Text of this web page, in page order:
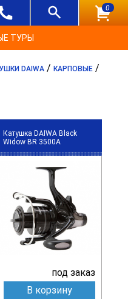
0
ТУРЫ
DAIWA / КАРПОВЫЕ /
Катушка DAIWA Black
Widow BR 3500A
под заказ
В корзину